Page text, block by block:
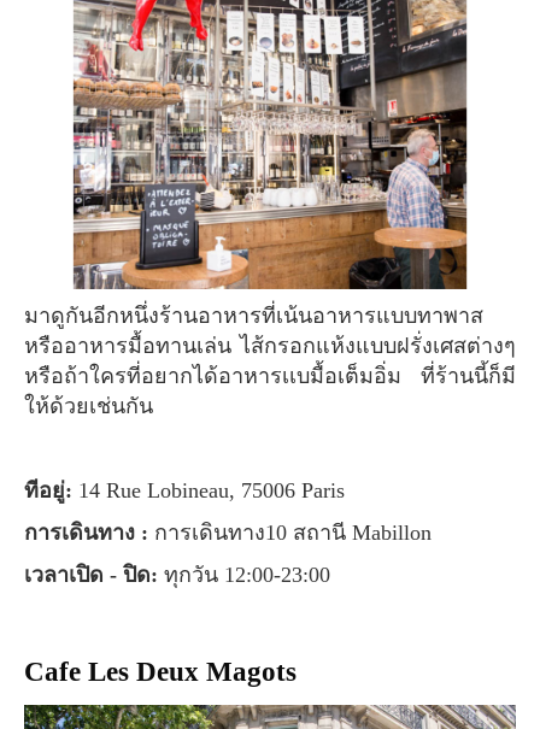
มาดูกันอีกหนึ่งร้านอาหารที่เน้นอาหารแบบทาพาส
หรืออาหารมื้อทานเล่น ไส้กรอกแห้งแบบฝรั่งเศสต่างๆ
หรือถ้าใครที่อยากได้อาหารเเบมื้อเต็มอิ่ม ที่ร้านนี้ก็มี
ให้ด้วยเช่นกัน
ทีอยู่: 14 Rue Lobineau, 75006 Paris
การเดินทาง : การเดินทาง10 สถานี Mabillon
เวลาเปิด - ปิด: ทุกวัน 12:00-23:00
Cafe Les Deux Magots